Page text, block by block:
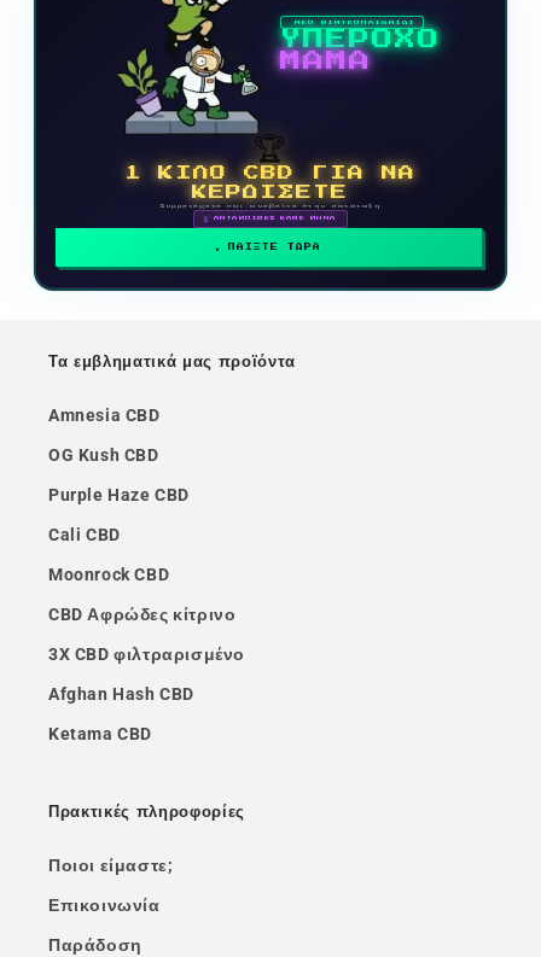
ΝΕΟ ΒΙΝΤΕΟΠΑΙΧΝΙΔΙ
ΥΠΕΡΟΧΟ
ΜΑΜΑ
🏆
1 ΚΙΛΟ CBD ΓΙΑ ΝΑ
ΚΕΡΔΙΣΕΤΕ
Συμμετέχετε και ανεβείτε στην κατάταξη
🗓 ΑΝΤΑΜΟΙΒΕΣ ΚΑΘΕ ΜΗΝΑ
ΠΑΙΞΤΕ ΤΩΡΑ
Τα εμβληματικά μας προϊόντα
Amnesia CBD
OG Kush CBD
Purple Haze CBD
Cali CBD
Moonrock CBD
CBD Αφρώδες κίτρινο
3X CBD φιλτραρισμένο
Afghan Hash CBD
Ketama CBD
Πρακτικές πληροφορίες
Ποιοι είμαστε;
Επικοινωνία
Παράδοση